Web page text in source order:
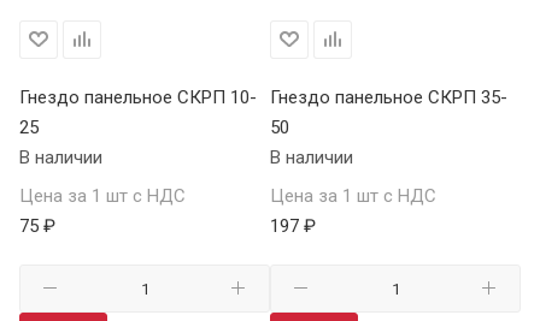
Гнездо панельное СКРП 10-
25
В наличии
Цена за 1 шт с НДС
75 ₽
Гнездо панельное СКРП 35-
50
В наличии
Цена за 1 шт с НДС
197 ₽